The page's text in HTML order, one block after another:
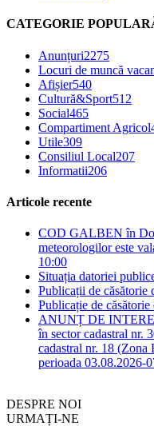
CATEGORIE
Anunțuri2275
Locuri de muncă
Afișier540
Cultură&Sport512
Social465
Compartiment Agricol
Utile309
Consiliul Local207
Informatii206
Articole recente
COD GALBEN în
meteorologilor este
10:00
Situația datoriei
Publicații de căsătorie
Publicație de
ANUNȚ DE
în sector cadastral nr.
cadastral nr. 18
perioada 03.08.2026-
DESPRE NOI
URMAȚI-NE